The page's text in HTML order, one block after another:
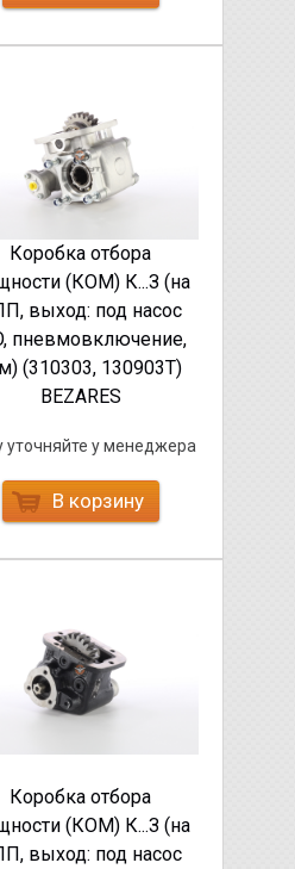
Коробка отбора
(КОМ) К...З (на
выход: под насос
пневмовключение,
(310303, 130903Т)
BEZARES
уточняйте у менеджера
В корзину
Коробка отбора
(КОМ) К...З (на
выход: под насос